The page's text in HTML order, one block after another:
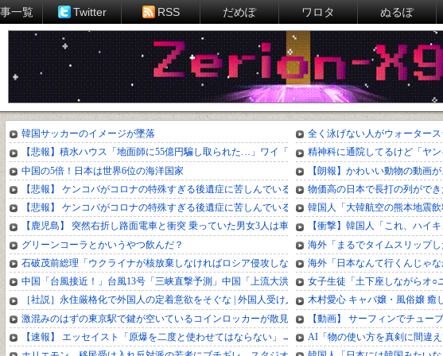
一覧 Twitter RSS だめぽ ワロタ ぬるぽ